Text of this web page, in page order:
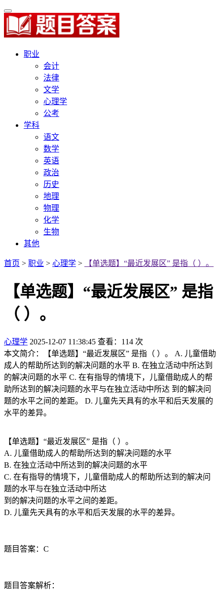
职业
会计
法律
文学
心理学
公考
学科
语文
数学
英语
政治
历史
地理
物理
化学
生物
其他
首页 > 职业 > 心理学 > 【单选题】“最近发展区” 是指（ ）。
【单选题】“最近发展区” 是指
（ ）。
心理学 2025-12-07 11:38:45 查看：114 次
本文简介：【单选题】“最近发展区” 是指（ ）。 A. 儿童借助
成人的帮助所达到的解决问题的水平 B. 在独立活动中所达到
的解决问题的水平 C. 在有指导的情境下，儿童借助成人的帮
助所达到的解决问题的水平与在独立活动中所达 到的解决问
题的水平之间的差距。 D. 儿童先天具有的水平和后天发展的
水平的差异。
【单选题】“最近发展区” 是指（ ）。
A. 儿童借助成人的帮助所达到的解决问题的水平
B. 在独立活动中所达到的解决问题的水平
C. 在有指导的情境下，儿童借助成人的帮助所达到的解决问
题的水平与在独立活动中所达
到的解决问题的水平之间的差距。
D. 儿童先天具有的水平和后天发展的水平的差异。
题目答案：C
题目答案解析：